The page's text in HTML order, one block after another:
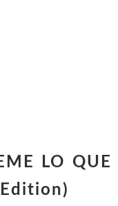
LO QUE